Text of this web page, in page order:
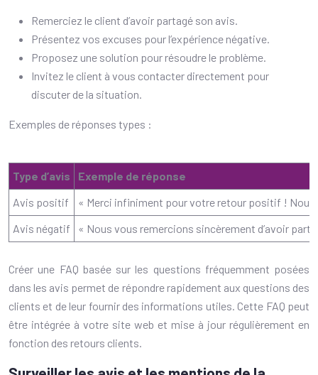
Remerciez le client d’avoir partagé son avis.
Présentez vos excuses pour l’expérience négative.
Proposez une solution pour résoudre le problème.
Invitez le client à vous contacter directement pour
discuter de la situation.
Exemples de réponses types :
Type d’avis
Exemple de réponse
Avis positif
« Merci infiniment pour votre retour positif !
Avis négatif
« Nous vous remercions sincèrement d’avoir
Créer une FAQ basée sur les questions fréquemment posées
dans les avis permet de répondre rapidement aux questions des
clients et de leur fournir des informations utiles. Cette FAQ peut
être intégrée à votre site web et mise à jour régulièrement en
fonction des retours clients.